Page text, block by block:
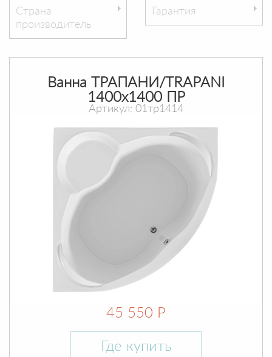
Страна
производитель
Гарантия
Ванна ТРАПАНИ/TRAPANI
1400х1400 ПР
Артикул: 01тр1414
45 550 Р
Где купить